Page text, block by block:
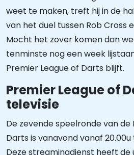
weet te maken, treft hij in de
van het duel tussen Rob Cross
Mocht het zover komen dan
tenminste nog een week
Premier League of Darts blijft.
Premier League of
televisie
De zevende speelronde van de
Darts is vanavond vanaf 20.00u
Deze streamingdienst heeft